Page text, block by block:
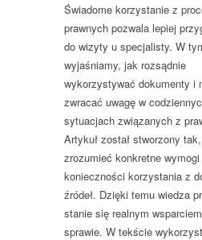
Świadome korzystanie z
prawnych pozwala lepiej
do wizyty u specjalisty. W
wyjaśniamy, jak rozsądnie
wykorzystywać dokumenty i
zwracać uwagę w
sytuacjach związanych z
Artykuł został stworzony
zrozumieć konkretne wymogi
konieczności korzystania z
źródeł. Dzięki temu wiedza
stanie się realnym
sprawie. W tekście